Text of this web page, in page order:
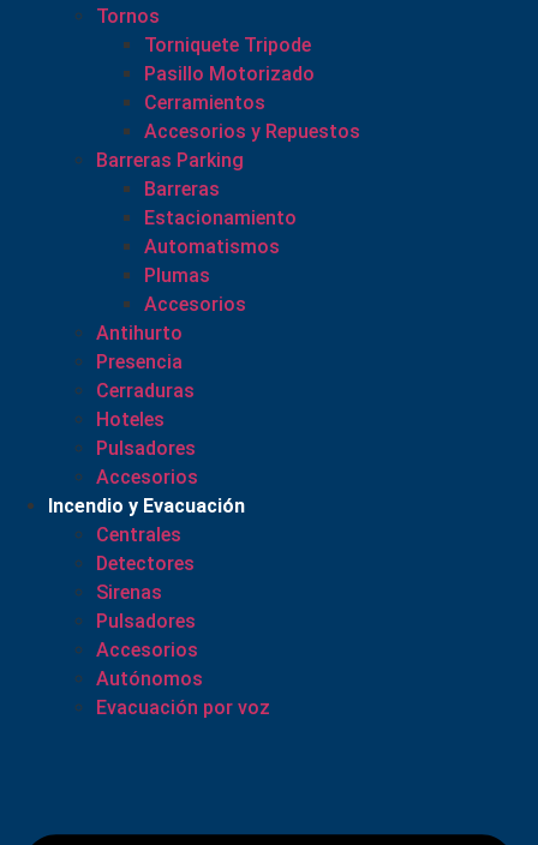
Tornos
Torniquete Tripode
Pasillo Motorizado
Cerramientos
Accesorios y Repuestos
Barreras Parking
Barreras
Estacionamiento
Automatismos
Plumas
Accesorios
Antihurto
Presencia
Cerraduras
Hoteles
Pulsadores
Accesorios
Incendio y Evacuación
Centrales
Detectores
Sirenas
Pulsadores
Accesorios
Autónomos
Evacuación por voz